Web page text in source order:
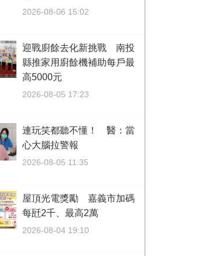
2026-08-06 15:02
迎戰廚餘去化新挑戰 南投
縣推家用廚餘機補助每戶最
高5000元
2026-08-05 17:23
連玩笑都聽不懂！ 醫：當
心大腦拉警報
2026-08-05 11:35
屋頂光電獎勵 嘉義市加碼
每瓩2千、最高2萬
2026-08-04 19:10